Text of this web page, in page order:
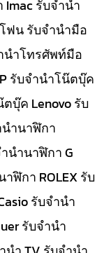
รับจำนำ
ฟน รับจำนำมือ
นำโทรศัพท์มือ
รับจำนำโน๊ตบุ๊ค
บุ๊ค Lenovo รับ
ำนาฬิกา
นำนาฬิกา G
ฬิกา ROLEX รับ
รับจำนำ
รับจำนำ